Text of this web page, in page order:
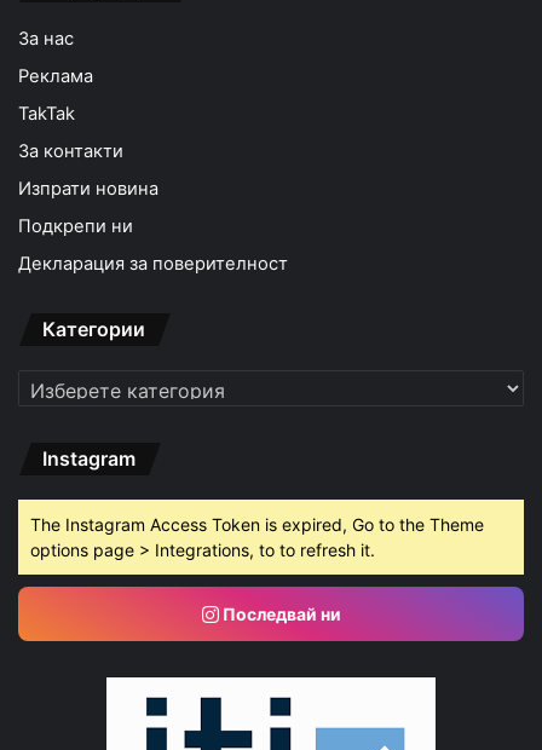
За нас
Реклама
TakTak
За контакти
Изпрати новина
Подкрепи ни
Декларация за поверителност
Категории
Категории
Instagram
The Instagram Access Token is expired, Go to the Theme
options page > Integrations, to to refresh it.
Последвай ни